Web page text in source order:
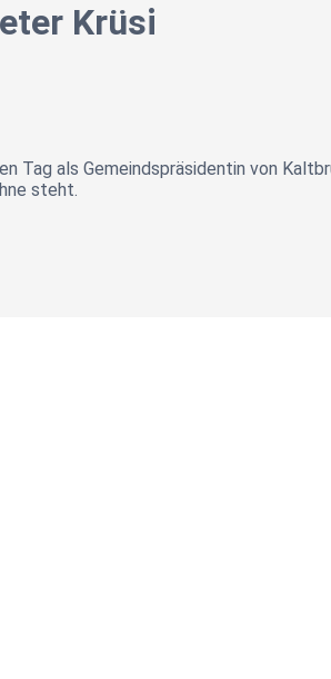
Krüsi
Tag als Gemeindspräsidentin von
steht.